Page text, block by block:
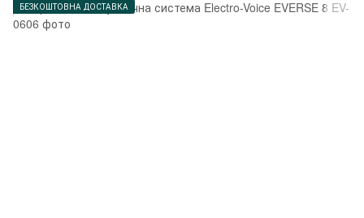
БЕЗКОШТОВНА ДОСТАВКА